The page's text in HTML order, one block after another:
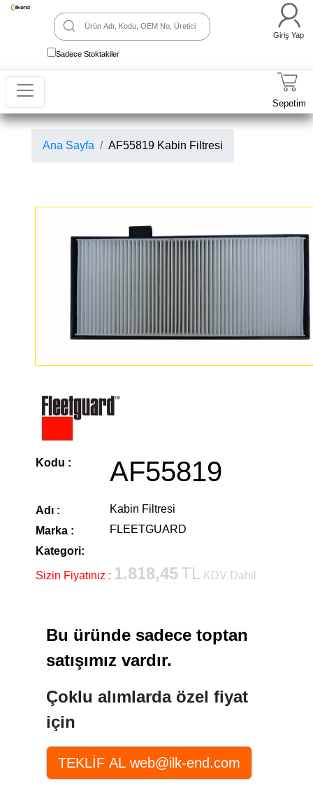
Sadece Stoktakiler
Giriş Yap
Sepetim
Ana Sayfa AF55819 Kabin Filtresi
Kodu : AF55819
Adı :
Kabin Filtresi
Marka :
FLEETGUARD
Kategori:
Sizin Fiyatınız : 1.818,45TL KDV Dahil
Bu üründe sadece toptan
satışımız vardır.
Çoklu alımlarda özel fiyat
için